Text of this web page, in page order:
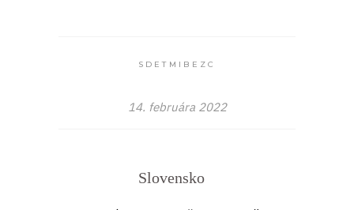
SDETMIBEZC
14. februára 2022
Slovensko